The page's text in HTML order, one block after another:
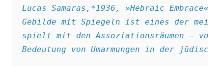
Lucas Samaras,*1936, »Hebraic
Gebilde mit Spiegeln ist eines der
spielt mit den Assoziationsräumen –
Bedeutung von Umarmungen in der